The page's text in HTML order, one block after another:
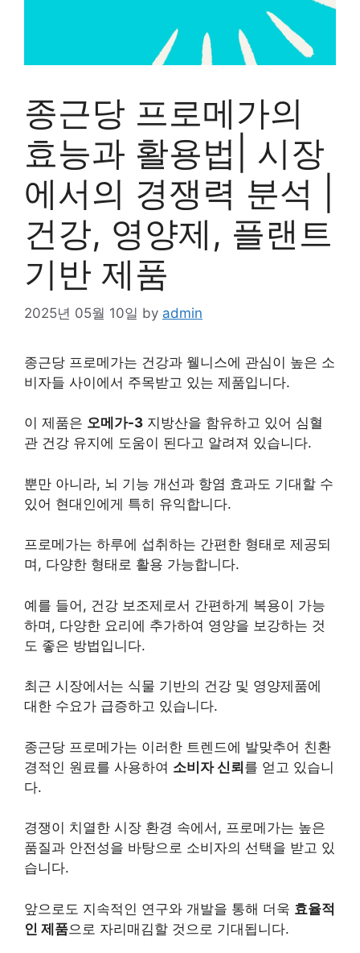
종근당 프로메가의
효능과 활용법| 시장
에서의 경쟁력 분석 |
건강, 영양제, 플랜트
기반 제품
2025년 05월 10일 by admin
종근당 프로메가는 건강과 웰니스에 관심이 높은 소
비자들 사이에서 주목받고 있는 제품입니다.
이 제품은 오메가-3 지방산을 함유하고 있어 심혈
관 건강 유지에 도움이 된다고 알려져 있습니다.
뿐만 아니라, 뇌 기능 개선과 항염 효과도 기대할 수
있어 현대인에게 특히 유익합니다.
프로메가는 하루에 섭취하는 간편한 형태로 제공되
며, 다양한 형태로 활용 가능합니다.
예를 들어, 건강 보조제로서 간편하게 복용이 가능
하며, 다양한 요리에 추가하여 영양을 보강하는 것
도 좋은 방법입니다.
최근 시장에서는 식물 기반의 건강 및 영양제품에
대한 수요가 급증하고 있습니다.
종근당 프로메가는 이러한 트렌드에 발맞추어 친환
경적인 원료를 사용하여 소비자 신뢰를 얻고 있습니
다.
경쟁이 치열한 시장 환경 속에서, 프로메가는 높은
품질과 안전성을 바탕으로 소비자의 선택을 받고 있
습니다.
앞으로도 지속적인 연구와 개발을 통해 더욱 효율적
인 제품으로 자리매김할 것으로 기대됩니다.